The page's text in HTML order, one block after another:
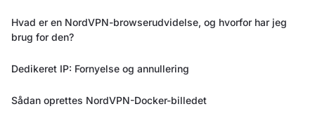
Hvad er en NordVPN-browserudvidelse, og hvorfor har jeg
brug for den?
Dedikeret IP: Fornyelse og annullering
Sådan oprettes NordVPN-Docker-billedet